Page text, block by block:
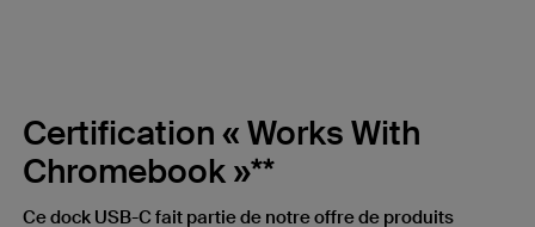
Certification « Works With
Chromebook »**
Ce dock USB-C fait partie de notre offre de produits